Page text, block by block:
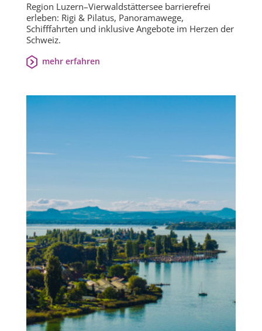
Region Luzern–Vierwaldstättersee barrierefrei
erleben: Rigi & Pilatus, Panoramawege,
Schifffahrten und inklusive Angebote im Herzen der
Schweiz.
mehr erfahren